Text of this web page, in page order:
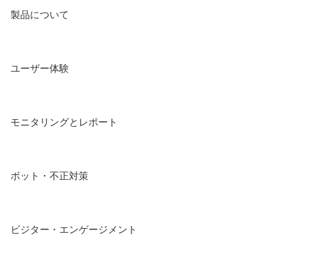
製品について
ユーザー体験
モニタリングとレポート
ボット・不正対策
ビジター・エンゲージメント